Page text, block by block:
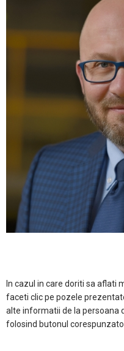
In cazul in care doriti sa aflati
faceti clic pe pozele
alte informatii de la persoana
folosind butonul